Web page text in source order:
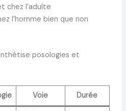
chez l’adulte
l’homme bien que non
posologies et
Voie Durée